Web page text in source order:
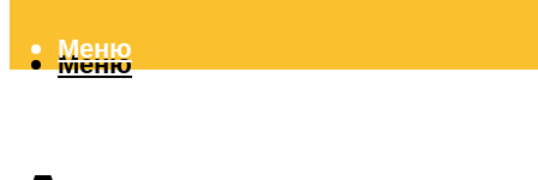
Меню
Меню